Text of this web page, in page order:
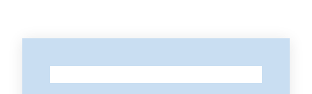
appaltanti
-